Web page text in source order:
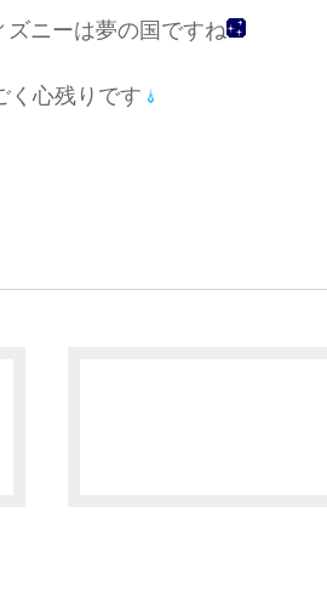
ニーは夢の国ですね
く心残りです